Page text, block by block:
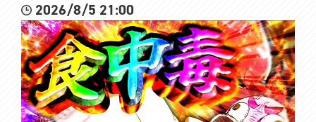
▽ツイッターはここ
https://twitter.com/Tomoshika_H
2026/8/5 21:00